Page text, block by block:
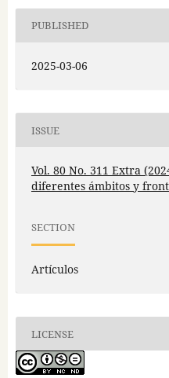
PUBLISHED
2025-03-06
ISSUE
Vol. 80 No. 311 Extra
diferentes ámbitos y
SECTION
Artículos
LICENSE